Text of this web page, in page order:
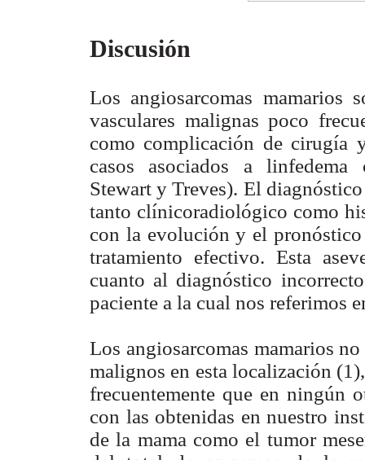
Discusión
Los angiosarcomas mamarios
vasculares malignas poco
como complicación de cirugía
casos asociados a linfedema
Stewart y Treves). El
tanto clínicoradiológico como
con la evolución y el pronóstico
tratamiento efectivo. Esta
cuanto al diagnóstico
paciente a la cual nos referimos
Los angiosarcomas mamarios
malignos en esta localización
frecuentemente que en ningún
con las obtenidas en nuestro
de la mama como el tumor